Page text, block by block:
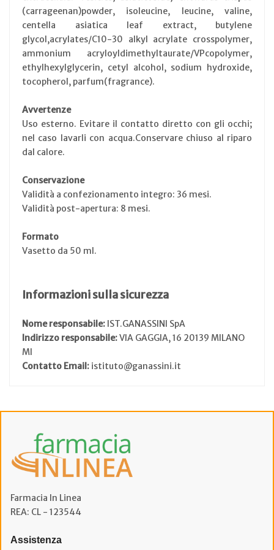
(carrageenan)powder, isoleucine, leucine, valine,
centella asiatica leaf extract, butylene
glycol,acrylates/C10-30 alkyl acrylate crosspolymer,
ammonium acryloyldimethyltaurate/VPcopolymer,
ethylhexylglycerin, cetyl alcohol, sodium hydroxide,
tocopherol, parfum(fragrance).
Avvertenze
Uso esterno. Evitare il contatto diretto con gli occhi;
nel caso lavarli con acqua.Conservare chiuso al riparo
dal calore.
Conservazione
Validità a confezionamento integro: 36 mesi.
Validità post-apertura: 8 mesi.
Formato
Vasetto da 50 ml.
Informazioni sulla sicurezza
Nome responsabile: IST.GANASSINI SpA
Indirizzo responsabile:VIA GAGGIA, 16 20139 MILANO
MI
Contatto Email: istituto@ganassini.it
Farmacia In Linea
REA: CL - 123544
Assistenza